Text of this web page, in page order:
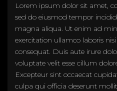
Lorem ipsum dolor sit amet,
sed do eiusmod tempor
magna aliqua. Ut enim ad
exercitation ullamco laboris
consequat. Duis aute irure
voluptate velit esse cillum
Excepteur sint occaecat
culpa qui officia deserunt